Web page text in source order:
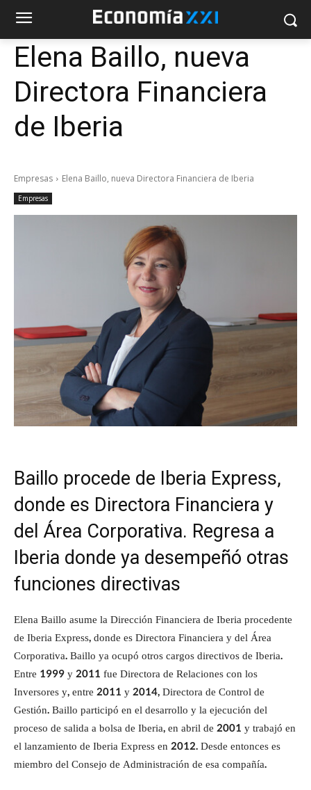
Elena Baillo, nueva
Directora Financiera
de Iberia
Empresas Elena Baillo, nueva Directora Financiera de Iberia
Empresas
Baillo procede de Iberia Express,
donde es Directora Financiera y
del Área Corporativa. Regresa a
Iberia donde ya desempeñó otras
funciones directivas
Elena Baillo asume la Dirección Financiera de Iberia procedente
de Iberia Express, donde es Directora Financiera y del Área
Corporativa. Baillo ya ocupó otros cargos directivos de Iberia.
Entre 1999 y 2011 fue Directora de Relaciones con los
Inversores y, entre 2011 y 2014, Directora de Control de
Gestión. Baillo participó en el desarrollo y la ejecución del
proceso de salida a bolsa de Iberia, en abril de 2001 y trabajó en
el lanzamiento de Iberia Express en 2012. Desde entonces es
miembro del Consejo de Administración de esa compañía.